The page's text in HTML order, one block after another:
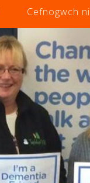
Cefnogwch ni